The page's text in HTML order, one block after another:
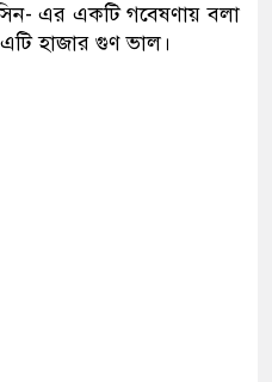
এর একটি গবেষণায় বলা
হাজার গুণ ভাল।